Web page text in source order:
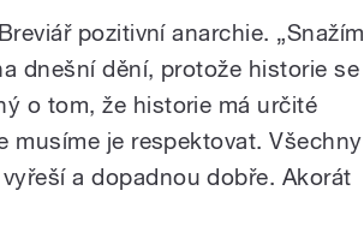
pozitivní anarchie. „Snažím
dnešní dění, protože historie se
o tom, že historie má určité
musíme je respektovat. Všechny
a dopadnou dobře. Akorát